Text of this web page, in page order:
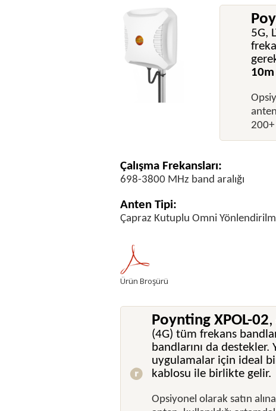
5G,
10m
200+
Çalışma Frekansları:
698-3800 MHz band aralığı
Anten Tipi:
Çapraz Kutuplu Omni
Ürün Broşürü
Poynting XPOL-02,
(4G) tüm frekans
bandlarını da destekler.
uygulamalar için ideal
kablosu ile birlikte gelir.
Opsiyonel olarak satın